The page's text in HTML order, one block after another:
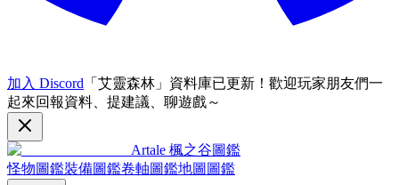
加入 Discord 「艾靈森林」資料庫已更新！歡迎玩家朋友們一
起來回報資料、提建議、聊遊戲～
Artale 楓之谷圖鑑
怪物圖鑑裝備圖鑑卷軸圖鑑地圖圖鑑